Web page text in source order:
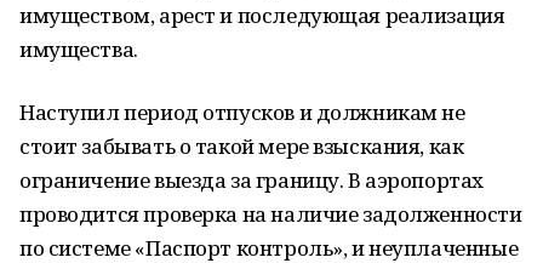
имуществом, арест и последующая реализация
имущества.
Наступил период отпусков и должникам не
стоит забывать о такой мере взыскания, как
ограничение выезда за границу. В аэропортах
проводится проверка на наличие задолженности
по системе «Паспорт контроль», и неуплаченные